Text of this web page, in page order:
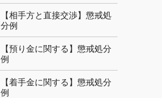
【相手方と直接交渉】懲戒処
分例
【預り金に関する】懲戒処分
例
【着手金に関する】懲戒処分
例